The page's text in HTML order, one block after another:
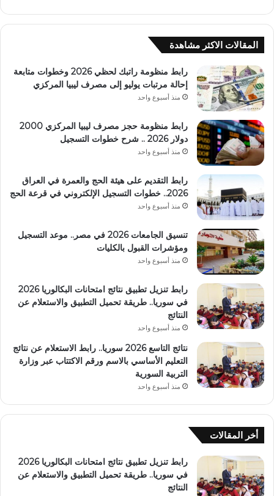
المقالات الاكثر مشاهدة
رابط منظومة راتبك لحظي 2026 وخطوات متابعة
إحالة مرتبات يوليو إلى مصرف ليبيا المركزي
منذ أسبوع واحد
رابط منظومة حجز مصرف ليبيا المركزي 2000
دولار 2026 .. شرح خطوات التسجيل
منذ أسبوع واحد
رابط التقديم على هيئة الحج والعمرة في العراق
2026.. خطوات التسجيل الإلكتروني في قرعة الحج
منذ أسبوع واحد
تنسيق الجامعات 2026 في مصر.. موعد التسجيل
ومؤشرات القبول بالكليات
منذ أسبوع واحد
رابط تنزيل تطبيق نتائج امتحانات البكالوريا 2026
في سوريا.. طريقة تحميل التطبيق والاستعلام عن
النتائج
منذ أسبوع واحد
نتائج التاسع 2026 سوريا.. رابط الاستعلام عن نتائج
التعليم الأساسي بالاسم ورقم الاكتتاب عبر وزارة
التربية السورية
منذ أسبوع واحد
أخر المقالات
رابط تنزيل تطبيق نتائج امتحانات البكالوريا 2026
في سوريا.. طريقة تحميل التطبيق والاستعلام عن
النتائج